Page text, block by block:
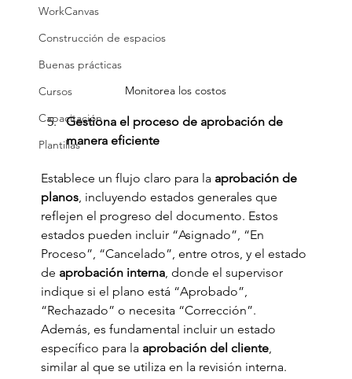
WorkCanvas
Construcción de espacios
Buenas prácticas
Cursos
Capacitación
Plantillas
Monitorea los costos
Gestiona el proceso de aprobación de
manera eficiente
Establece un flujo claro para la aprobación de
planos, incluyendo estados generales que
reflejen el progreso del documento. Estos
estados pueden incluir “Asignado”, “En
Proceso”, “Cancelado”, entre otros, y el estado
de aprobación interna, donde el supervisor
indique si el plano está “Aprobado”,
“Rechazado” o necesita “Corrección”.
Además, es fundamental incluir un estado
específico para la aprobación del cliente,
similar al que se utiliza en la revisión interna.